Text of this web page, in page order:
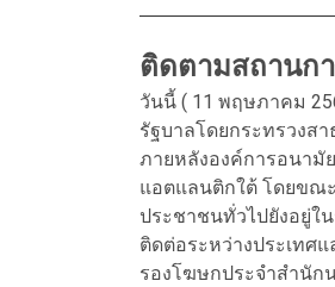
ติดตามสถานก
วันนี้ ( 11 พฤษภาคม
รัฐบาลโดยกระทรวงส
ภายหลังองค์การอนามั
แอตแลนติกใต้ โดยขณ
ประชาชนทั่วไปยังอยู่ใ
ติดต่อระหว่างประเทศแ
รองโฆษกประจำสำนัก